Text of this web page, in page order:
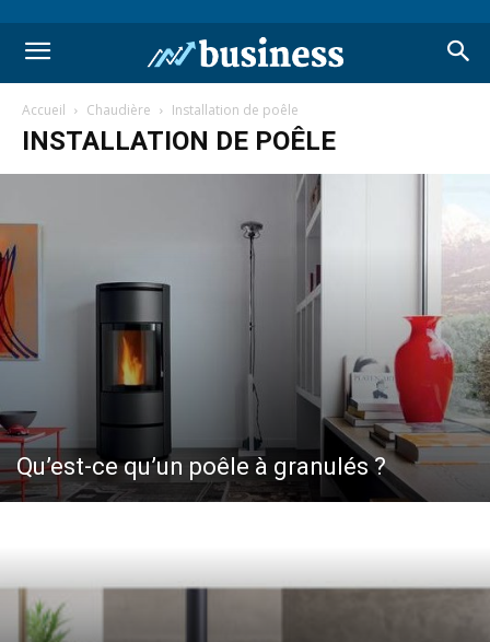
Accueil Chaudière Installation de poêle
INSTALLATION DE POÊLE
Qu’est-ce qu’un poêle à granulés ?